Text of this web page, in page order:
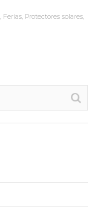
, Ferias, Protectores solares,